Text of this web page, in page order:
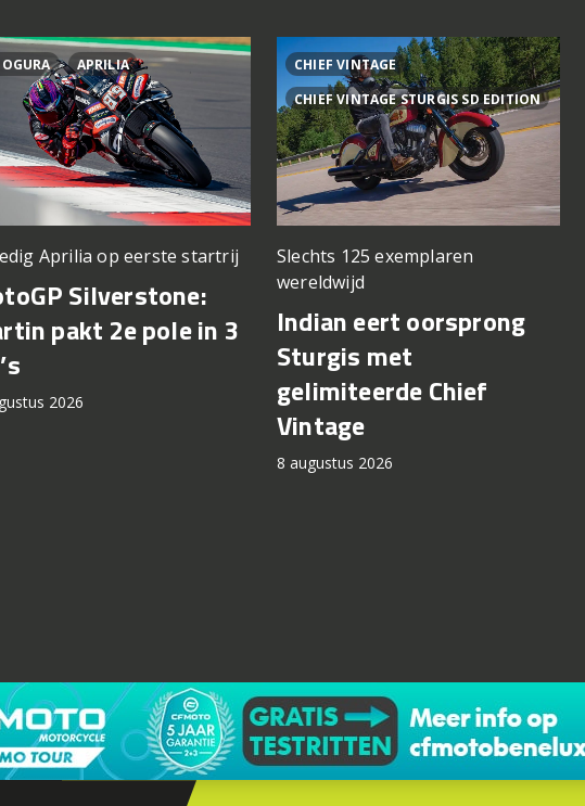
APRILIA
Aprilia op eerste startrij
Silverstone:
pakt 2e pole in 3
2026
CHIEF VINTAGE
CHIEF VINTAGE STURGIS SD EDITION
Slechts 125 exemplaren
wereldwijd
Indian eert oorsprong
Sturgis met
gelimiteerde Chief
Vintage
8 augustus 2026